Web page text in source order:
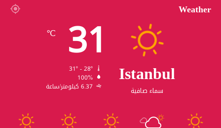
Weather
Istanbul
سماء صافية
31
℃
100%
6.37 كيلومتر/ساعة